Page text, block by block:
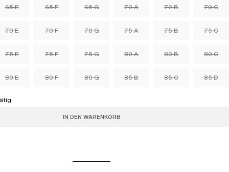
65 E 65 F 65 G 70 A 70 B 70 C
70 E 70 F 70 G 75 A 75 B 75 C
75 E 75 F 75 G 80 A 80 B 80 C
80 E 80 F 80 G 85 B 85 C 85 D
IN DEN WARENKORB